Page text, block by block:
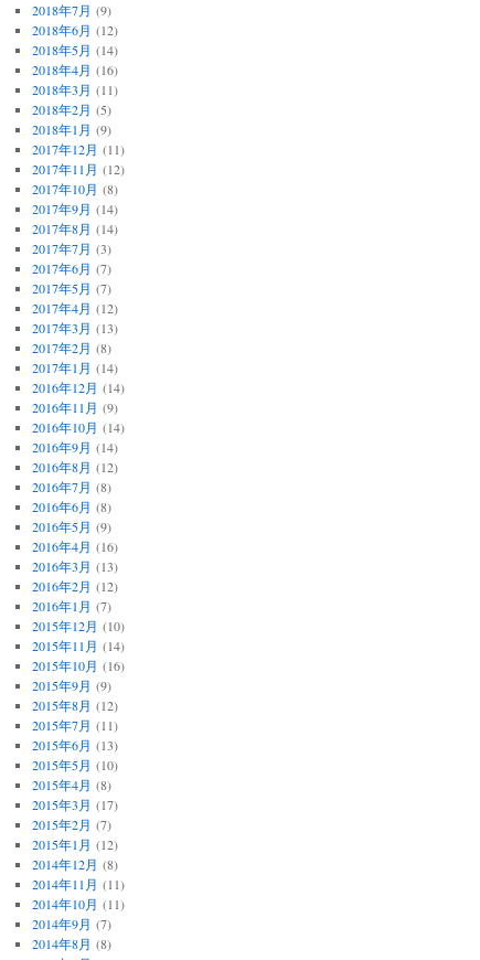
2018年7月 (9)
2018年6月 (12)
2018年5月 (14)
2018年4月 (16)
2018年3月 (11)
2018年2月 (5)
2018年1月 (9)
2017年12月 (11)
2017年11月 (12)
2017年10月 (8)
2017年9月 (14)
2017年8月 (14)
2017年7月 (3)
2017年6月 (7)
2017年5月 (7)
2017年4月 (12)
2017年3月 (13)
2017年2月 (8)
2017年1月 (14)
2016年12月 (14)
2016年11月 (9)
2016年10月 (14)
2016年9月 (14)
2016年8月 (12)
2016年7月 (8)
2016年6月 (8)
2016年5月 (9)
2016年4月 (16)
2016年3月 (13)
2016年2月 (12)
2016年1月 (7)
2015年12月 (10)
2015年11月 (14)
2015年10月 (16)
2015年9月 (9)
2015年8月 (12)
2015年7月 (11)
2015年6月 (13)
2015年5月 (10)
2015年4月 (8)
2015年3月 (17)
2015年2月 (7)
2015年1月 (12)
2014年12月 (8)
2014年11月 (11)
2014年10月 (11)
2014年9月 (7)
2014年8月 (8)